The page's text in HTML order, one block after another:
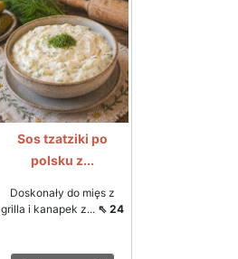
Sos tzatziki po
polsku z...
Doskonały do mięs z
grilla i kanapek z... ⇖ 24